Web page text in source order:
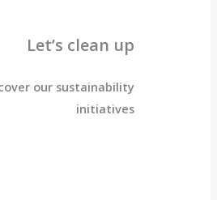
Let’s clean up
Discover our sustainability
initiatives